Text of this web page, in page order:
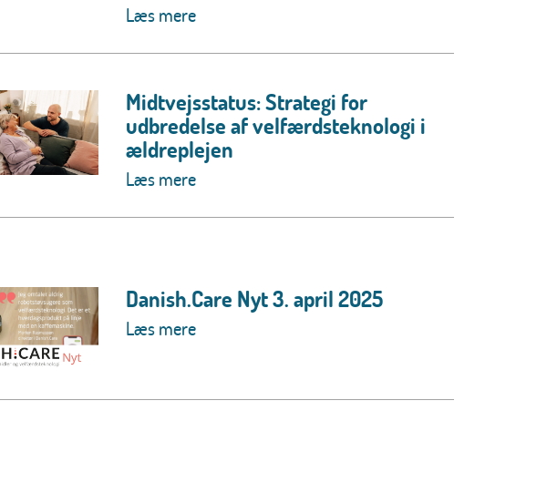
Læs mere
Midtvejsstatus: Strategi for
udbredelse af velfærdsteknologi i
ældreplejen
Læs mere
Danish.Care Nyt 3. april 2025
Læs mere